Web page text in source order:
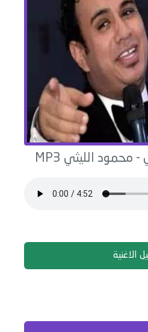
- محمود الليثي
الاغنية